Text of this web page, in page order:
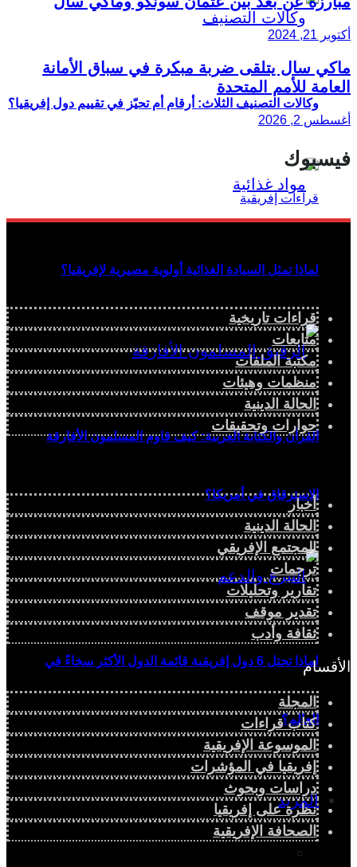
وكالات التصنيف الثلاث: أرقام أم تحيّز في تقييم دول إفريقيا؟
لماذا تمثل السيادة الغذائية أولوية مصيرية لإفريقيا؟
القرآن والكتابة العربية: كيف قاوم المسلمون الأفارقة
الاسترقاق في أمريكا؟
لماذا تحتل 6 دول إفريقية قائمة الدول الأكثر سخاءً في
العالم؟
المزيد
أكتوبر 21, 2024
ماكي سال يتلقى ضربة مبكرة في سباق الأمانة
العامة للأمم المتحدة
أغسطس 2, 2026
فيسبوك
قراءات تاريخية
متابعات
مكتبة الملفات
منظمات وهيئات
الحالة الدينية
حوارات وتحقيقات
أخبار
الحالة الدينية
المجتمع الإفريقي
ترجمات
تقارير وتحليلات
تقدير موقف
ثقافة وأدب
الأقسام
المجلة
كتاب قراءات
الموسوعة الإفريقية
إفريقيا في المؤشرات
دراسات وبحوث
نظرة على إفريقيا
الصحافة الإفريقية